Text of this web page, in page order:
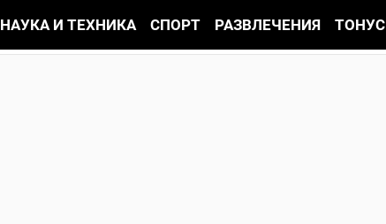
НАУКА И ТЕХНИКА СПОРТ РАЗВЛЕЧЕНИЯ ТОНУС